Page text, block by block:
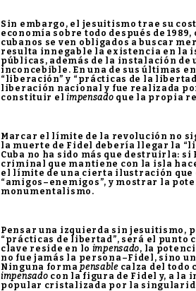
Sin embargo, el jesuitismo trae su
economía sobre todo después de
cubanos se ven obligados a buscar
resulta innegable la existencia en la
públicas, además de la instalación de
inconcebible. En una de sus últimas
“liberación” y “prácticas de la
liberación nacional y fue realizada
constituir elimpensado que la propia
Marcar el límite de la revolución no
la muerte de Fidel debería llegar la
Cuba no ha sido más que destruirla: si
criminal que mantiene con la isla
el límite de una cierta ilustración que
“amigos–enemigos”, y mostrar la
monumentalismo.
Pensar una izquierda sin jesuitismo,
“prácticas de libertad”, será el punto
clave reside en lo impensado, la
no fue jamás la persona–Fidel, sino
Ninguna formapensablecalza del todo
impensado con la figura de Fidel y, a la
popular cristalizada por la